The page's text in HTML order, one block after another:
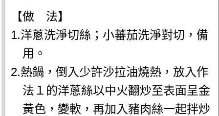
【做 法】
1.洋蔥洗淨切絲；小蕃茄洗淨對切，備
用。
2.熱鍋，倒入少許沙拉油燒熱，放入作
法１的洋蔥絲以中火翻炒至表面呈金
黃色，變軟，再加入豬肉絲一起拌炒